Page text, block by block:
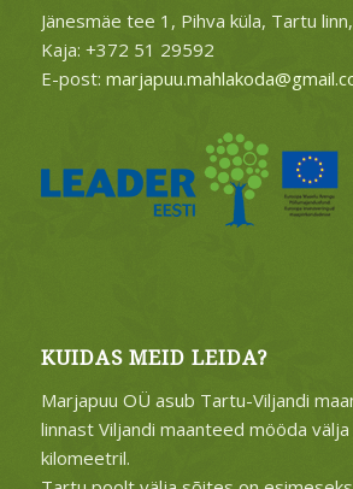
Jänesmäe tee 1, Pihva küla, Tartu
Kaja: +372 51 29592
E-post:
KUIDAS MEID LEIDA?
Marjapuu OÜ asub Tartu-Viljandi
linnast Viljandi maanteed mööda
kilomeetril.